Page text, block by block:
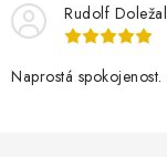
Rudolf Doležal
Naprostá spokojenost.